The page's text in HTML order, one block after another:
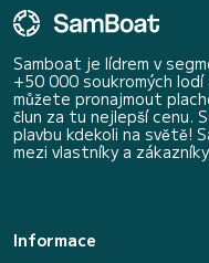
Samboat je lídrem v
+50 000 soukromých
můžete pronajmout
člun za tu nejlepší cenu.
plavbu kdekoli na světě!
mezi vlastníky a
Informace